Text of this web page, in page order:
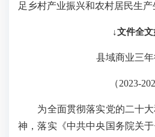
足乡村产业振兴和农村居民生产
↓文件全文
县域商业三年
（2023-
为全面贯彻落实党的二十大
神，落实《中共中央国务院关